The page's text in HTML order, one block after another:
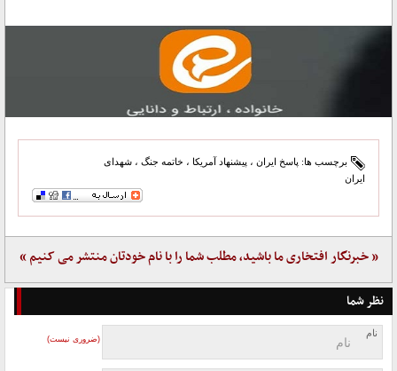
برچسب ها: پاسخ ایران ، پیشنهاد آمریکا ، خاتمه جنگ ، شهدای
ایران
« خبرنگار افتخاری ما باشید، مطلب شما را با نام خودتان منتشر می کنیم »
نظر شما
نام
(ضروری نیست)